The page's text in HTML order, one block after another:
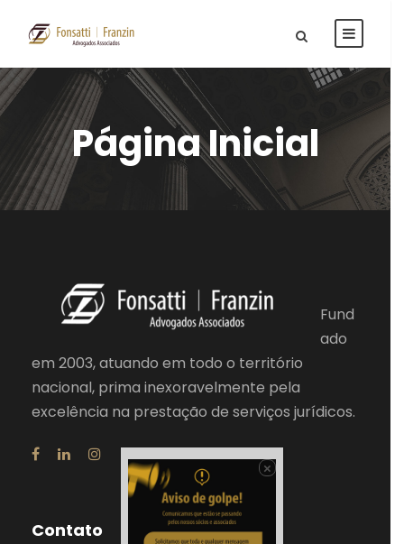
Página Inicial
Fund
ado
em 2003, atuando em todo o território
nacional, prima inexoravelmente pela
excelência na prestação de serviços jurídicos.
Contato
×